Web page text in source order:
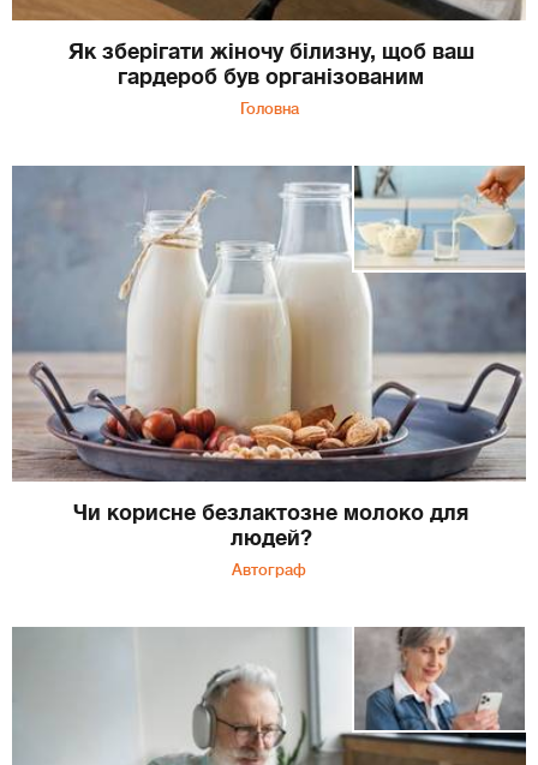
Як зберігати жіночу білизну, щоб ваш
гардероб був організованим
Головна
Чи корисне безлактозне молоко для
людей?
Автограф